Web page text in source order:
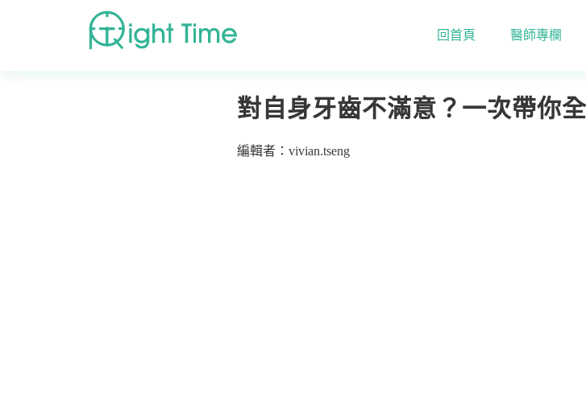
回首頁 醫師專欄
對自身牙齒不滿意？一次帶你
編輯者：vivian.tseng